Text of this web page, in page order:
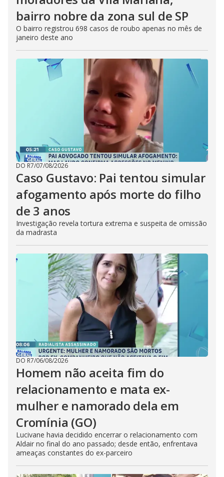
bairro nobre da zona sul de SP
O bairro registrou 698 casos de roubo apenas no mês de
janeiro deste ano
DO R7/07/08/2026
Caso Gustavo: Pai tentou simular
afogamento após morte do filho
de 3 anos
Investigação revela tortura extrema e suspeita de omissão
da madrasta
DO R7/06/08/2026
Homem não aceita fim do
relacionamento e mata ex-
mulher e namorado dela em
Cromínia (GO)
Lucivane havia decidido encerrar o relacionamento com
Aldair no final do ano passado; desde então, enfrentava
ameaças constantes do ex-parceiro